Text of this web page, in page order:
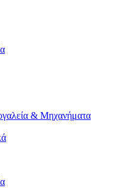
& Μηχανήματα